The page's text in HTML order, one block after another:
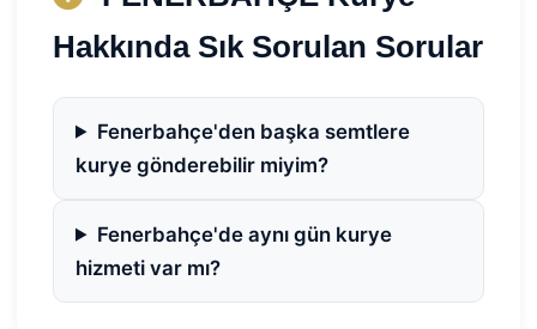
Hakkında Sık Sorulan Sorular
Fenerbahçe'den başka semtlere
kurye gönderebilir miyim?
Fenerbahçe'de aynı gün kurye
hizmeti var mı?